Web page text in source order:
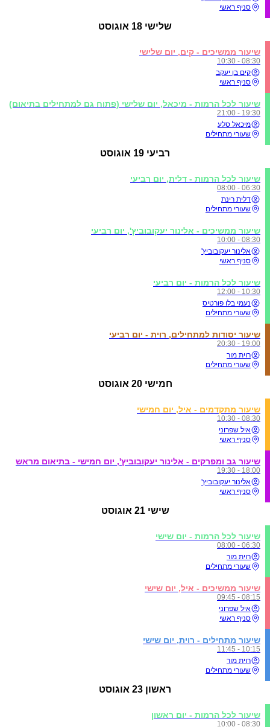
סניף ראשי
שלישי 18 אוגוסט
שיעור ממשיכים - קים, יום שלישי
08:30 - 10:30
קים בן יעקב
סניף ראשי
שיעור לכל הרמות - מיכאל, יום שלישי (פתוח גם למתחילים בתיאום)
19:30 - 21:00
מיכאל סלע
שעורי מתחילים
רביעי 19 אוגוסט
שיעור לכל הרמות - דלית, יום רביעי
06:30 - 08:00
דלית רינת
שעורי מתחילים
שיעור ממשיכים - אלינור יעקובוביץ', יום רביעי
08:30 - 10:00
אלינור יעקובוביץ'
סניף ראשי
שיעור לכל הרמות - יום רביעי
10:30 - 12:00
נעמי בלו פורטיס
שעורי מתחילים
שיעור יסודות למתחילים, רוית - יום רביעי
19:00 - 20:30
רוית מור
שעורי מתחילים
חמישי 20 אוגוסט
שיעור מתקדמים - איל, יום חמישי
08:30 - 10:30
איל שפרוני
סניף ראשי
שיעור גב ומפרקים - אלינור יעקובוביץ', יום חמישי - בתיאום מראש
18:00 - 19:30
אלינור יעקובוביץ'
סניף ראשי
שישי 21 אוגוסט
שיעור לכל הרמות - יום שישי
06:30 - 08:00
רוית מור
שעורי מתחילים
שיעור ממשיכים - איל, יום שישי
08:15 - 09:45
איל שפרוני
סניף ראשי
שיעור מתחילים - רוית, יום שישי
10:15 - 11:45
רוית מור
שעורי מתחילים
ראשון 23 אוגוסט
שיעור לכל הרמות - יום ראשון
08:30 - 10:00